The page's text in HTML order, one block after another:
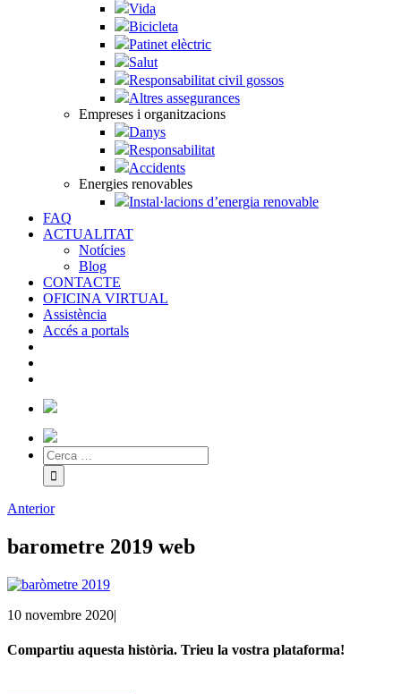
Vida
Bicicleta
Patinet elèctric
Salut
Responsabilitat civil gossos
Altres assegurances
Empreses i organitzacions
Danys
Responsabilitat
Accidents
Energies renovables
Instal·lacions d’energia renovable
FAQ
ACTUALITAT
Notícies
Blog
CONTACTE
OFICINA VIRTUAL
Assistència
Accés a portals
Anterior
barometre 2019 web
10 novembre 2020|
Compartiu aquesta història. Trieu la vostra plataforma!